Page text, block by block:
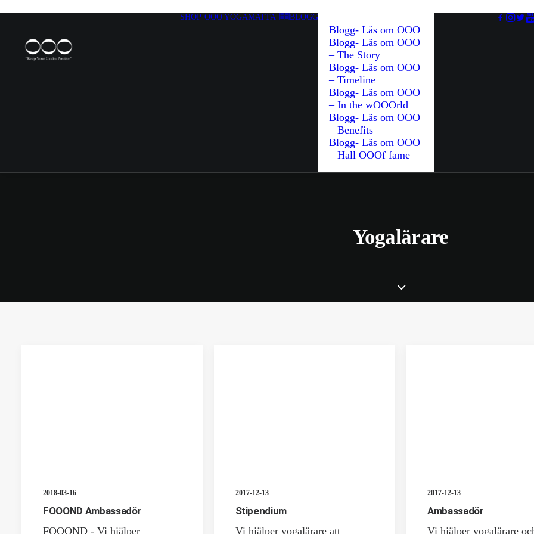
SHOP OOO YOGAMATTA BLOGG
Blogg- Läs om OOO
Blogg- Läs om OOO
– The Story
Blogg- Läs om OOO
– Timeline
Blogg- Läs om OOO
– In the wOOOrld
Blogg- Läs om OOO
– Benefits
Blogg- Läs om OOO
– Hall OOOf fame
Yogalärare
2018-03-16
FOOOND Ambassadör
FOOOND - Vi hjälper
2017-12-13
Stipendium
Vi hjälper yogalärare att
2017-12-13
Ambassadör
Vi hjälper yogalärare